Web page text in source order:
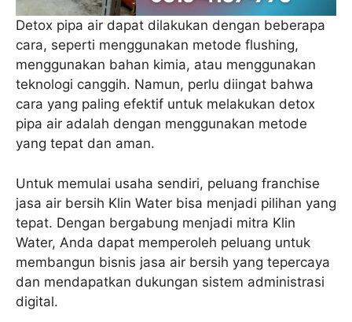
Detox pipa air dapat dilakukan dengan beberapa
cara, seperti menggunakan metode flushing,
menggunakan bahan kimia, atau menggunakan
teknologi canggih. Namun, perlu diingat bahwa
cara yang paling efektif untuk melakukan detox
pipa air adalah dengan menggunakan metode
yang tepat dan aman.
Untuk memulai usaha sendiri, peluang franchise
jasa air bersih Klin Water bisa menjadi pilihan yang
tepat. Dengan bergabung menjadi mitra Klin
Water, Anda dapat memperoleh peluang untuk
membangun bisnis jasa air bersih yang tepercaya
dan mendapatkan dukungan sistem administrasi
digital.